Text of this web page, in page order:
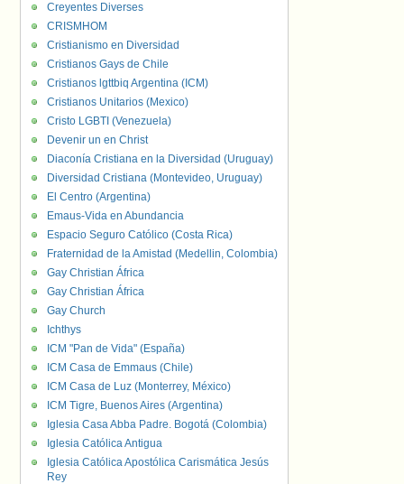
Creyentes Diverses
CRISMHOM
Cristianismo en Diversidad
Cristianos Gays de Chile
Cristianos lgttbiq Argentina (ICM)
Cristianos Unitarios (Mexico)
Cristo LGBTI (Venezuela)
Devenir un en Christ
Diaconía Cristiana en la Diversidad (Uruguay)
Diversidad Cristiana (Montevideo, Uruguay)
El Centro (Argentina)
Emaus-Vida en Abundancia
Espacio Seguro Católico (Costa Rica)
Fraternidad de la Amistad (Medellin, Colombia)
Gay Christian África
Gay Christian África
Gay Church
Ichthys
ICM "Pan de Vida" (España)
ICM Casa de Emmaus (Chile)
ICM Casa de Luz (Monterrey, México)
ICM Tigre, Buenos Aires (Argentina)
Iglesia Casa Abba Padre. Bogotá (Colombia)
Iglesia Católica Antigua
Iglesia Católica Apostólica Carismática Jesús
Rey